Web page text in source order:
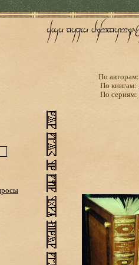
По авторам:
По книгам:
По сериям: